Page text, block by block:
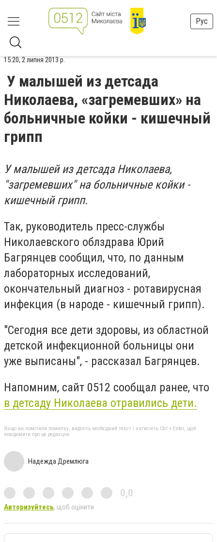
Рус
15:20, 2 липня 2013 р.
У малышей из детсада
Николаева, «загремевших» на
больничные койки - кишечный
грипп
У малышей из детсада Николаева,
"загремевших" на больничные койки -
кишечный грипп.
Так, руководитель пресс-службы
Николаевского облздрава Юрий
Багрянцев сообщил, что, по данным
лабораторных исследований,
окончательный диагноз - ротавирусная
инфекция (в народе - кишечный грипп).
"Сегодня все дети здоровы, из областной
детской инфекционной больницы они
уже выписаны", - рассказал Багрянцев.
Напомним, сайт 0512 сообщал ранее, что
в детсаду Николаева отравились дети.
Якщо ви помітили помилку, виділіть необхідний текст і натисніть Ctrl + Enter, щоб
повідомити про це редакцію
Надежда Дремлюга
0,0
Авторизуйтесь, щоб оцінити